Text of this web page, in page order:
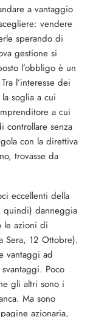
a vantaggio
vendere
sperando di
gestione si
l’obbligo è un
l’interesse dei
soglia a cui
a cui
controllare senza
con la direttiva
trovasse da
eccellenti della
quindi) danneggia
le azioni di
Sera, 12 Ottobre).
vantaggi ad
Poco
gli altri sono i
Ma sono
azionaria,